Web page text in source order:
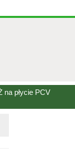
na płycie PCV